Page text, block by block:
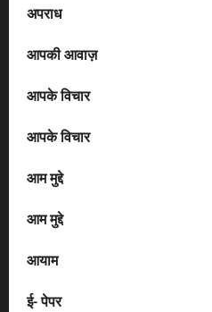
अपराध
आपकी आवाज़
आपके विचार
आपके विचार
आम मुद्दे
आम मुद्दे
आयाम
ई- पेपर